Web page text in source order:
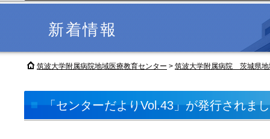
HOME
新着情報
筑波大学附属病院地域医療教育センター > 筑波大学附属病院 茨城県地
「センターだよりVol.43」が発行されま